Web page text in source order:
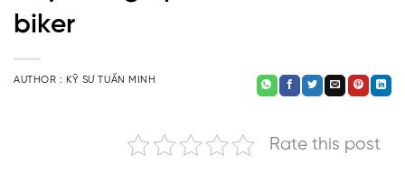
biker
AUTHOR : KỸ SƯ TUẤN MINH
Rate this post